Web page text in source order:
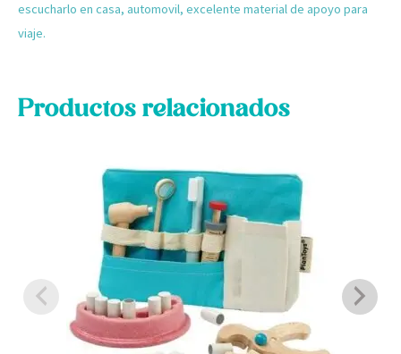
escucharlo en casa, automovil, excelente material de apoyo para
viaje.
Productos relacionados